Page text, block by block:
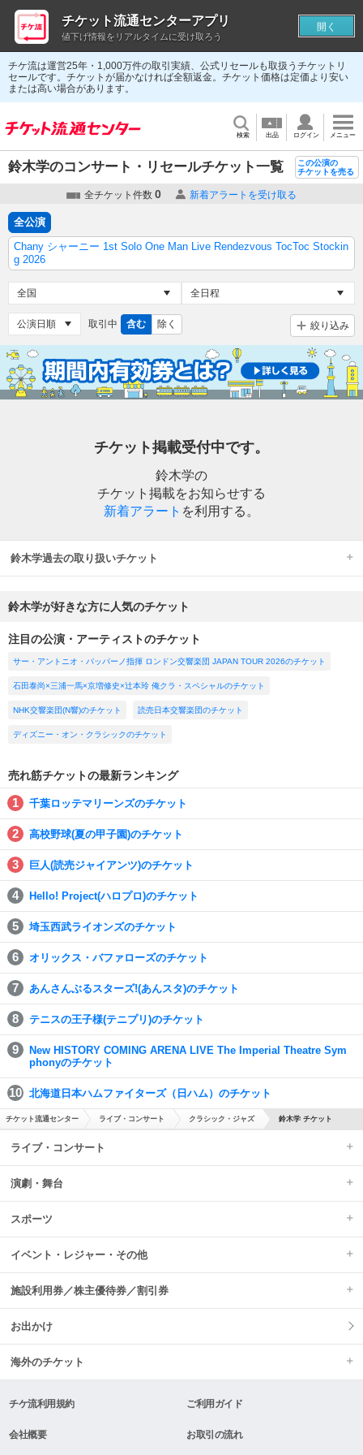
チケ流は運営25年・1,000万件の取引実績、公式リセールも取扱うチケットリ
セールです。チケットが届かなければ全額返金。チケット価格は定価より安い
または高い場合があります。
検索 出品 ログイン メニュー
鈴木学のコンサート・リセールチケット一覧
この公演の
チケットを売る
全チケット件数 0 新着アラートを受け取る
全公演
Chany シャーニー 1st Solo One Man Live Rendezvous TocToc Stockin
g 2026
取引中 含む 除く 絞り込み
チケット掲載受付中です。
鈴木学の
チケット掲載をお知らせする
新着アラート を利用する。
鈴木学過去の取り扱いチケット
鈴木学が好きな方に人気のチケット
注目の公演・アーティストのチケット
サー・アントニオ・パッパーノ指揮 ロンドン交響楽団 JAPAN TOUR 2026のチケット
石田泰尚×三浦一馬×京増修史×辻本玲 俺クラ・スペシャルのチケット
NHK交響楽団(N響)のチケット 読売日本交響楽団のチケット
ディズニー・オン・クラシックのチケット
売れ筋チケットの最新ランキング
千葉ロッテマリーンズのチケット
高校野球(夏の甲子園)のチケット
巨人(読売ジャイアンツ)のチケット
Hello! Project(ハロプロ)のチケット
埼玉西武ライオンズのチケット
オリックス・バファローズのチケット
あんさんぶるスターズ!(あんスタ)のチケット
テニスの王子様(テニプリ)のチケット
New HISTORY COMING ARENA LIVE The Imperial Theatre Sym
phonyのチケット
北海道日本ハムファイターズ（日ハム）のチケット
チケット流通センター ライブ・コンサート クラシック・ジャズ 鈴木学 チケット
ライブ・コンサート
演劇・舞台
スポーツ
イベント・レジャー・その他
施設利用券／株主優待券／割引券
お出かけ
海外のチケット
チケ流利用規約 ご利用ガイド
会社概要 お取引の流れ
チケット流通センターアプリ
値下げ情報をリアルタイムに受け取ろう
開く